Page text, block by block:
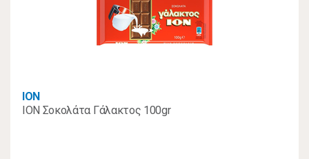
ΙΟΝ
ION Σοκολάτα Γάλακτος 100gr